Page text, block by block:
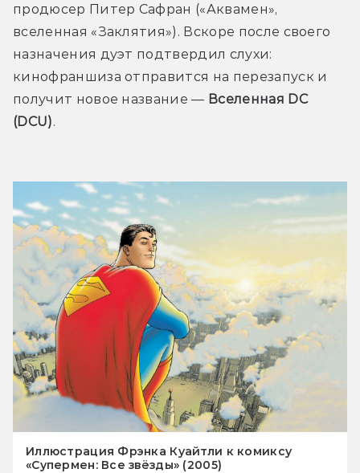
продюсер Питер Сафран («Аквамен»,
вселенная «Заклятия»). Вскоре после своего
назначения дуэт подтвердил слухи:
кинофраншиза отправится на перезапуск и
получит новое название — Вселенная DC
(DCU).
Иллюстрация Фрэнка Куайтли к комиксу
«Супермен: Все звёзды» (2005)